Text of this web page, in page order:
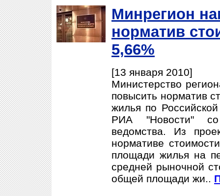
Минрегион
норматив
5,66%
[13 января 2010]
Министерство
повысить норматив
жилья по
РИА "Новости"
ведомства. Из
нормативе
площади жилья на
средней рыночной
общей площади жи..